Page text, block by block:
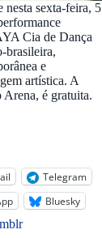
nesta sexta-feira, 5
Cia de Dança
brasileira,
e
artística. A
Arena, é gratuita.
Telegram
Bluesky